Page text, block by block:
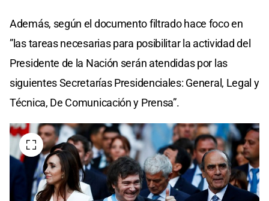
Además, según el documento filtrado hace foco en
”las tareas necesarias para posibilitar la actividad del
Presidente de la Nación serán atendidas por las
siguientes Secretarías Presidenciales: General, Legal y
Técnica, De Comunicación y Prensa”.